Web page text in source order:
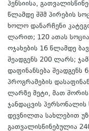
პენსიისა,
წლამდე შშმ პირების
ხოლო დანარჩენი
ლარით; 120 ათას
ოჯახების 16 წლამდე
შეადგენს 200 ლარს;
დაფინანსება
პროგრამების
ლარზე მეტი, მათ
ჯანდაცვის
დევნილთა სახლებით
გათვალისწინებულია